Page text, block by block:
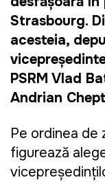
Strasbourg.
acesteia,
PSRM Vlad
Andrian
Pe ordinea de
figurează